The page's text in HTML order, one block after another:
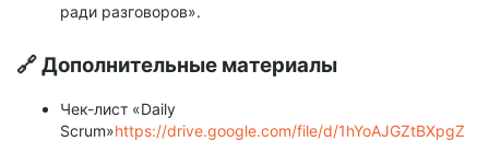
ради разговоров».
🔗 Дополнительные материалы
Чек-лист «Daily
Scrum»https://drive.google.com/file/d/1hYoAJGZtBXpgZ